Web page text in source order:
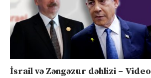
İsrail və Zəngəzur dəhlizi – Video